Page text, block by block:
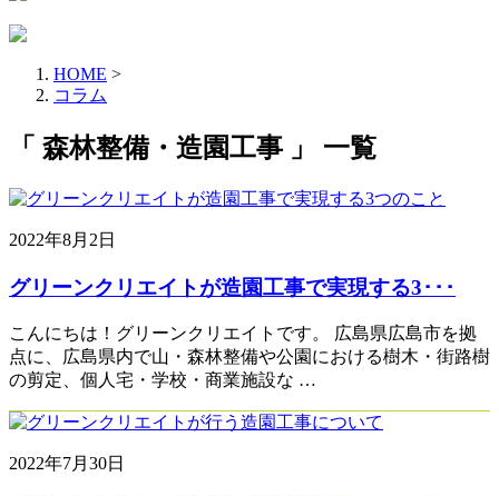
HOME >
コラム
「 森林整備・造園工事 」 一覧
2022年8月2日
グリーンクリエイトが造園工事で実現する3･･･
こんにちは！グリーンクリエイトです。 広島県広島市を拠
点に、広島県内で山・森林整備や公園における樹木・街路樹
の剪定、個人宅・学校・商業施設な …
2022年7月30日